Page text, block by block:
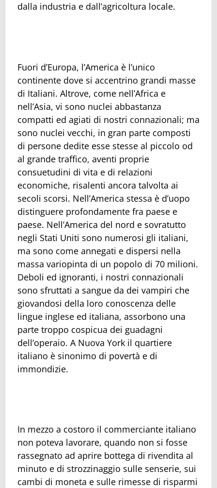
dalla industria e dall’agricoltura locale.
Fuori d’Europa, l’America è l’unico
continente dove si accentrino grandi masse
di Italiani. Altrove, come nell’Africa e
nell’Asia, vi sono nuclei abbastanza
compatti ed agiati di nostri connazionali; ma
sono nuclei vecchi, in gran parte composti
di persone dedite esse stesse al piccolo od
al grande traffico, aventi proprie
consuetudini di vita e di relazioni
economiche, risalenti ancora talvolta ai
secoli scorsi. Nell’America stessa è d’uopo
distinguere profondamente fra paese e
paese. Nell’America del nord e sovratutto
negli Stati Uniti sono numerosi gli italiani,
ma sono come annegati e dispersi nella
massa variopinta di un popolo di 70 milioni.
Deboli ed ignoranti, i nostri connazionali
sono sfruttati a sangue da dei vampiri che
giovandosi della loro conoscenza delle
lingue inglese ed italiana, assorbono una
parte troppo cospicua dei guadagni
dell’operaio. A Nuova York il quartiere
italiano è sinonimo di povertà e di
immondizie.
In mezzo a costoro il commerciante italiano
non poteva lavorare, quando non si fosse
rassegnato ad aprire bottega di rivendita al
minuto e di strozzinaggio sulle senserie, sui
cambi di moneta e sulle rimesse di risparmi